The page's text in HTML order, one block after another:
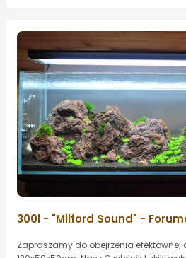
300l - "Milford Sound" -
Zapraszamy do obejrzenia